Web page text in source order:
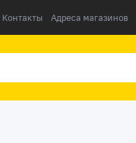
Контакты Адреса магазинов